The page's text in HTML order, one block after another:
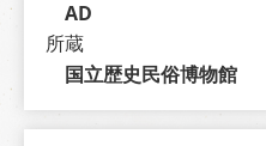
AD
所蔵
国立歴史民俗博物館